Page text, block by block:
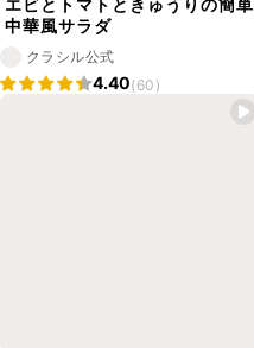
エビとトマトときゅうりの簡単
中華風サラダ
クラシル公式
4.40(60)